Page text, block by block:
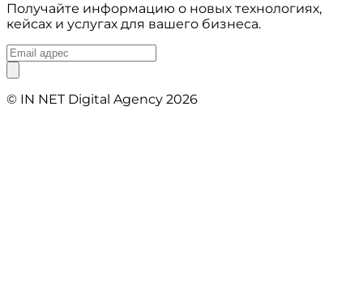
Получайте информацию о новых технологиях,
кейсах и услугах для вашего бизнеса.
© IN NET Digital Agency 2026